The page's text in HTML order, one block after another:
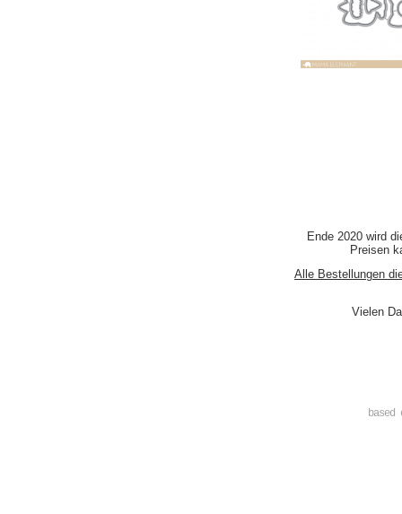
Ende 2020 wird
Preisen
Alle Bestellungen
Vielen